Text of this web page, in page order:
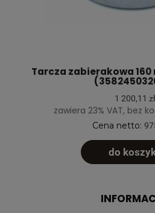
Tarcza zabierakowa 160
1 200,11 zł
zawiera 23% VAT, bez
Cena netto:
do